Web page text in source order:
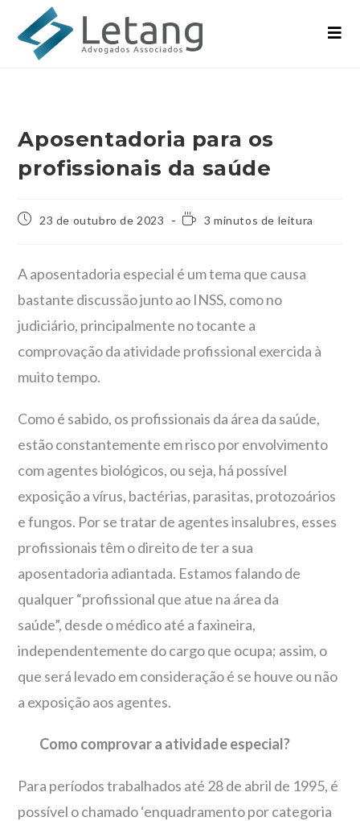
Aposentadoria para os
profissionais da saúde
23 de outubro de 2023 3 minutos de leitura
A aposentadoria especial é um tema que causa
bastante discussão junto ao INSS, como no
judiciário, principalmente no tocante a
comprovação da atividade profissional exercida à
muito tempo.
Como é sabido, os profissionais da área da saúde,
estão constantemente em risco por envolvimento
com agentes biológicos, ou seja, há possível
exposição a vírus, bactérias, parasitas, protozoários
e fungos. Por se tratar de agentes insalubres, esses
profissionais têm o direito de ter a sua
aposentadoria adiantada. Estamos falando de
qualquer “profissional que atue na área da
saúde”, desde o médico até a faxineira,
independentemente do cargo que ocupa; assim, o
que será levado em consideração é se houve ou não
a exposição aos agentes.
Como comprovar a atividade especial?
Para períodos trabalhados até 28 de abril de 1995, é
possível o chamado ‘enquadramento por categoria